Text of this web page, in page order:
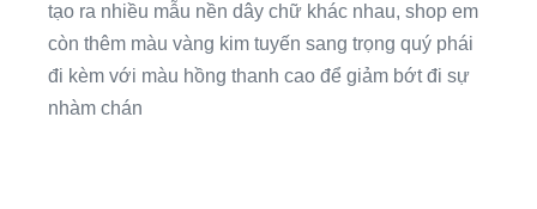
tạo ra nhiều mẫu nền dây chữ khác nhau, shop em
còn thêm màu vàng kim tuyến sang trọng quý phái
đi kèm với màu hồng thanh cao để giảm bớt đi sự
nhàm chán